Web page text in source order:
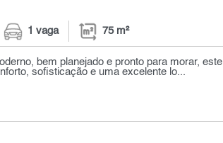
1 vaga 75 m²
bem planejado e pronto para morar, este
sofisticação e uma excelente lo...